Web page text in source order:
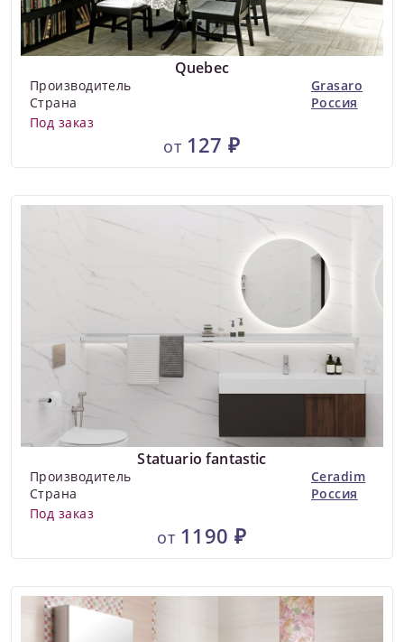
Quebec
Производитель
Grasaro
Страна
Россия
Под заказ
от 127 ₽
Statuario fantastic
Производитель
Ceradim
Страна
Россия
Под заказ
от 1190 ₽